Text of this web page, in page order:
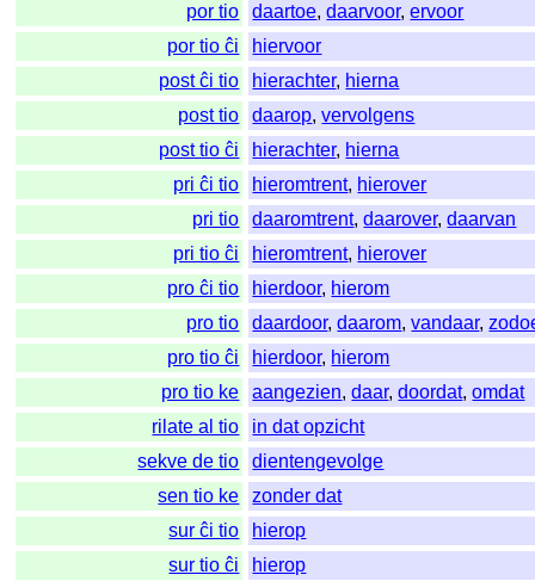
por tio
daartoe,daarvoor,ervoor
por tio ĉi
hiervoor
post ĉi tio
hierachter, hierna
post tio
daarop,vervolgens
post tio ĉi
hierachter, hierna
pri ĉi tio
hieromtrent, hierover
pri tio
daaromtrent,daarover,daarvan
pri tio ĉi
hieromtrent, hierover
pro ĉi tio
hierdoor, hierom
pro tio
daardoor,daarom,vandaar,
pro tio ĉi
hierdoor, hierom
pro tio ke
aangezien,daar,doordat,omdat
rilate al tio
in dat opzicht
sekve de tio
dientengevolge
sen tio ke
zonder dat
sur ĉi tio
hierop
sur tio ĉi
hierop